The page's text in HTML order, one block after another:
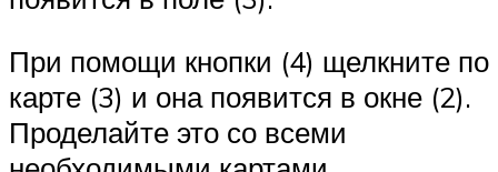
При помощи кнопки (4) щелкните по
карте (3) и она появится в окне (2).
Проделайте это со всеми